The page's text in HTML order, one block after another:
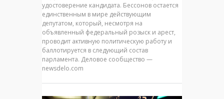
удостоверение кандидата. Бессонов остается
единственным в мире действующим
депутатом, который, несмотря на
объявленный федеральный розыск и арест,
проводит активную политическую работу и
баллотируется в следующий состав
парламента. Деловое сообщество —
newsdelo.com